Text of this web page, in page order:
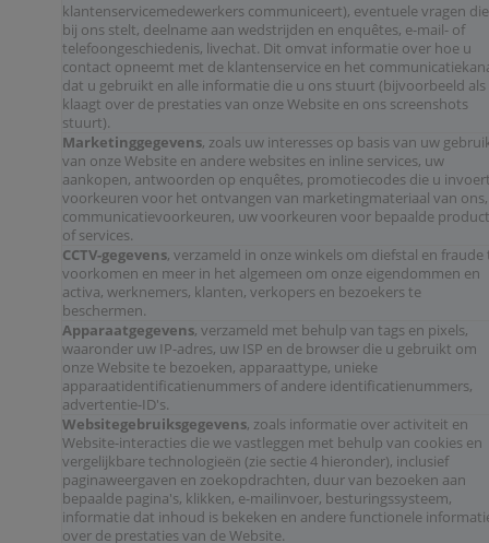
klantenservicemedewerkers communiceert), eventuele vragen
bij ons stelt, deelname aan wedstrijden en enquêtes, e-mail- of
telefoongeschiedenis, livechat. Dit omvat informatie over hoe u
contact opneemt met de klantenservice en het
dat u gebruikt en alle informatie die u ons stuurt (bijvoorbeeld als
klaagt over de prestaties van onze Website en ons screenshots
stuurt).
Marketinggegevens, zoals uw interesses op basis van uw
van onze Website en andere websites en inline services, uw
aankopen, antwoorden op enquêtes, promotiecodes die u
voorkeuren voor het ontvangen van marketingmateriaal van ons,
communicatievoorkeuren, uw voorkeuren voor bepaalde
of services.
CCTV-gegevens, verzameld in onze winkels om diefstal en fraude
voorkomen en meer in het algemeen om onze eigendommen en
activa, werknemers, klanten, verkopers en bezoekers te
beschermen.
Apparaatgegevens, verzameld met behulp van tags en pixels,
waaronder uw IP-adres, uw ISP en de browser die u gebruikt om
onze Website te bezoeken, apparaattype, unieke
apparaatidentificatienummers of andere identificatienummers,
advertentie-ID's.
Websitegebruiksgegevens, zoals informatie over activiteit en
Website-interacties die we vastleggen met behulp van cookies en
vergelijkbare technologieën (zie sectie 4 hieronder), inclusief
paginaweergaven en zoekopdrachten, duur van bezoeken aan
bepaalde pagina's, klikken, e-mailinvoer, besturingssysteem,
informatie dat inhoud is bekeken en andere functionele
over de prestaties van de Website.